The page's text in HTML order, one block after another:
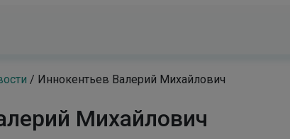
/ Иннокентьев Валерий Михайлович
Михайлович